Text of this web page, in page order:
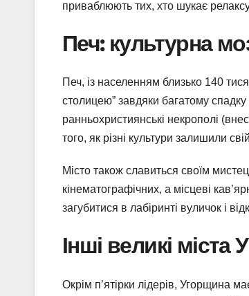
приваблюють тих, хто шукає
Печ: культурна
Печ, із населенням близько 140
столицею” завдяки багатому
ранньохристиянські некрополі
того, як різні культури залишили
Місто також славиться своїм
кінематографічних, а місцеві
загубитися в лабіринті вуличок і
Інші великі
Окрім п’ятірки лідерів, Угорщина